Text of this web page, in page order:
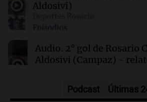
00:05 Clima
sábado 8 de agosto
Aldosivi)
Episodios
Audio. 2° gol de Rosario
Aldosivi (Campaz) -
Podcast Últimas